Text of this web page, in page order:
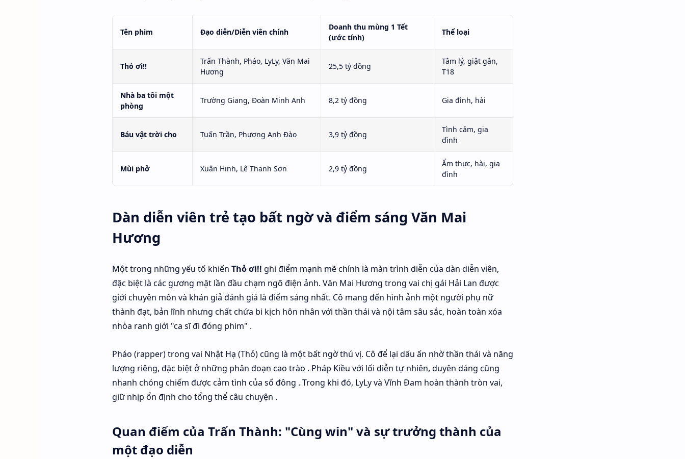
Tên phim Đạo diễn/Diễn viên chính
Doanh thu mùng 1 Tết
(ước tính)
Thể loại
Thỏ ơi!!
Trấn Thành, Pháo, LyLy, Văn Mai
Hương
25,5 tỷ đồng
Tâm lý, giật gân,
T18
Nhà ba tôi một
phòng
Trường Giang, Đoàn Minh Anh 8,2 tỷ đồng Gia đình, hài
Báu vật trời cho Tuấn Trần, Phương Anh Đào 3,9 tỷ đồng
Tình cảm, gia
đình
Mùi phở Xuân Hinh, Lê Thanh Sơn 2,9 tỷ đồng
Ẩm thực, hài, gia
đình
Dàn diễn viên trẻ tạo bất ngờ và điểm sáng Văn Mai
Hương
Một trong những yếu tố khiến Thỏ ơi!! ghi điểm mạnh mẽ chính là màn trình diễn của dàn diễn viên,
đặc biệt là các gương mặt lần đầu chạm ngõ điện ảnh. Văn Mai Hương trong vai chị gái Hải Lan được
giới chuyên môn và khán giả đánh giá là điểm sáng nhất. Cô mang đến hình ảnh một người phụ nữ
thành đạt, bản lĩnh nhưng chất chứa bi kịch hôn nhân với thần thái và nội tâm sâu sắc, hoàn toàn xóa
nhòa ranh giới "ca sĩ đi đóng phim" .
Pháo (rapper) trong vai Nhật Hạ (Thỏ) cũng là một bất ngờ thú vị. Cô để lại dấu ấn nhờ thần thái và năng
lượng riêng, đặc biệt ở những phân đoạn cao trào . Pháp Kiều với lối diễn tự nhiên, duyên dáng cũng
nhanh chóng chiếm được cảm tình của số đông . Trong khi đó, LyLy và Vĩnh Đam hoàn thành tròn vai,
giữ nhịp ổn định cho tổng thể câu chuyện .
Quan điểm của Trấn Thành: "Cùng win" và sự trưởng thành của
một đạo diễn